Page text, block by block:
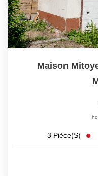
Maison
3 Pièce(s)